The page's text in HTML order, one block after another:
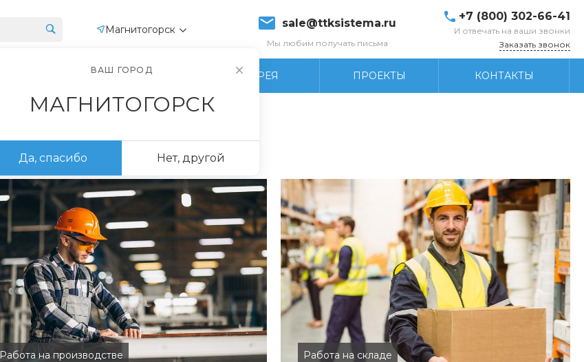
Магнитогорск sale@ttksistema.ru
Мы любим получать письма
+7 (800) 302-66-41
И отвечать на ваши звонки
Заказать звонок
ПРОИЗВОДСТВО ФОТОГАЛЕРЕЯ ПРОЕКТЫ КОНТАКТЫ
Работа на производстве Работа на складе
ВАШ ГОРОД
МАГНИТОГОРСК
Да, спасибо Нет, другой